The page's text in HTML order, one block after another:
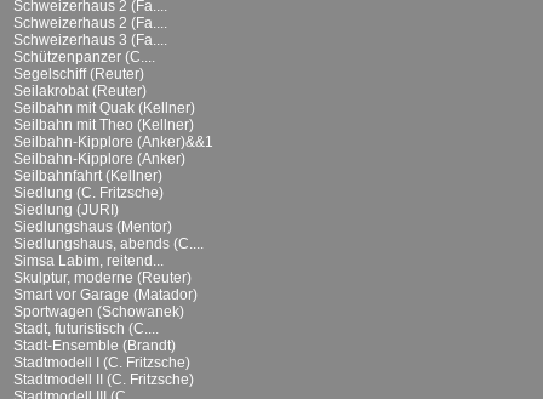
Schweizerhaus 2 (Fa....
Schweizerhaus 2 (Fa....
Schweizerhaus 3 (Fa....
Schützenpanzer (C....
Segelschiff (Reuter)
Seilakrobat (Reuter)
Seilbahn mit Quak (Kellner)
Seilbahn mit Theo (Kellner)
Seilbahn-Kipplore (Anker)&&1
Seilbahn-Kipplore (Anker)
Seilbahnfahrt (Kellner)
Siedlung (C. Fritzsche)
Siedlung (JURI)
Siedlungshaus (Mentor)
Siedlungshaus, abends (C....
Simsa Labim, reitend...
Skulptur, moderne (Reuter)
Smart vor Garage (Matador)
Sportwagen (Schowanek)
Stadt, futuristisch (C....
Stadt-Ensemble (Brandt)
Stadtmodell I (C. Fritzsche)
Stadtmodell II (C. Fritzsche)